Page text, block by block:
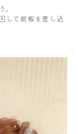
して前板を差し込